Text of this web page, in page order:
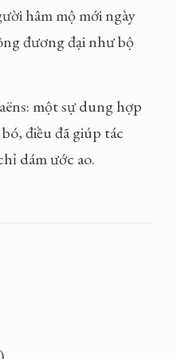
hâm mộ mới ngày
đương đại như bộ
một sự dung hợp
điều đã giúp tác
dám ước ao.